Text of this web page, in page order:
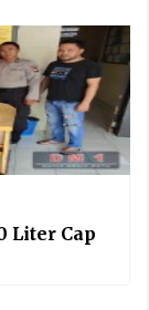
Liter Cap